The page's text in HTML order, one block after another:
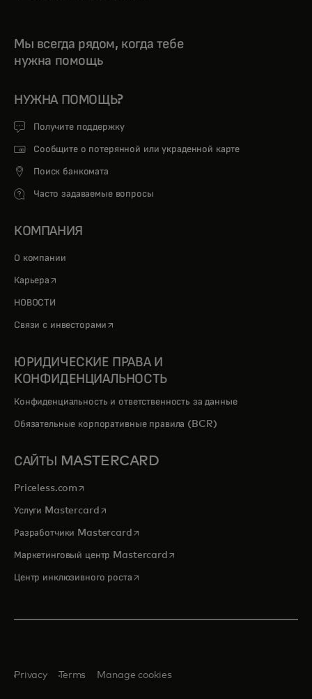
Мы всегда рядом, когда тебе
нужна помощь
НУЖНА ПОМОЩЬ?
Получите поддержку
Сообщите о потерянной или украденной карте
Поиск банкомата
Часто задаваемые вопросы
КОМПАНИЯ
О компании
Карьера opens in a new tab
НОВОСТИ
Связи с инвесторами opens in a new tab
ЮРИДИЧЕСКИЕ ПРАВА И
КОНФИДЕНЦИАЛЬНОСТЬ
Конфиденциальность и ответственность за данные
Обязательные корпоративные правила (BCR)
САЙТЫ MASTERCARD
Priceless.com opens in a new tab
Услуги Mastercardopens in a new tab
Разработчики Mastercardopens in a new tab
Маркетинговый центр Mastercardopens in a new tab
Центр инклюзивного ростаopens in a new tab
Privacy Terms Manage cookies